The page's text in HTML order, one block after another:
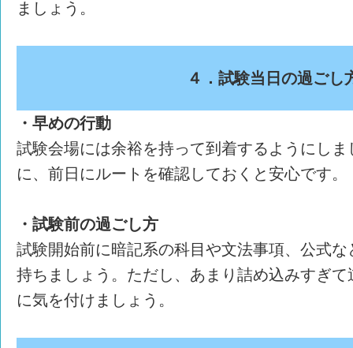
ましょう。
４．試験当日の過ごし
・早めの行動
試験会場には余裕を持って到着するようにし
に、前日にルートを確認しておくと安心です。
・試験前の過ごし方
試験開始前に暗記系の科目や文法事項、公式
持ちましょう。ただし、あまり詰め込みすぎ
に気を付けましょう。